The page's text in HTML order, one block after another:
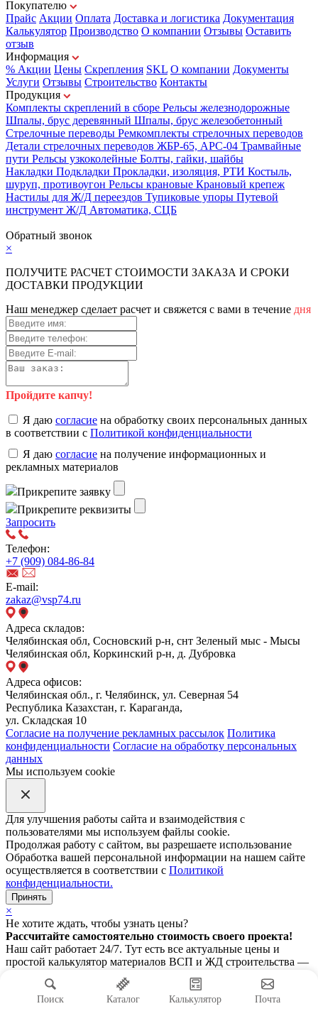
Покупателю
Прайс Акции Оплата Доставка и логистика Документация
Калькулятор Производство О компании Отзывы Оставить
отзыв
Информация
% Акции Цены Скрепления SKL О компании Документы
Услуги Отзывы Строительство Контакты
Продукция
Комплекты скреплений в сборе Рельсы железнодорожные
Шпалы, брус деревянный Шпалы, брус железобетонный
Стрелочные переводы Ремкомплекты стрелочных переводов
Детали стрелочных переводов ЖБР-65, АРС-04 Трамвайные
пути Рельсы узкоколейные Болты, гайки, шайбы
Накладки Подкладки Прокладки, изоляция, РТИ Костыль,
шуруп, противоугон Рельсы крановые Крановый крепеж
Настилы для Ж/Д переездов Тупиковые упоры Путевой
инструмент Ж/Д Автоматика, СЦБ
Обратный звонок
×
ПОЛУЧИТЕ РАСЧЕТ СТОИМОСТИ ЗАКАЗА И СРОКИ
ДОСТАВКИ ПРОДУКЦИИ
Наш менеджер сделает расчет и свяжется с вами в течение дня
Пройдите капчу!
Я даю согласие на обработку своих персональных данных
в соответствии с Политикой конфиденциальности
Я даю согласие на получение информационных и
рекламных материалов
Прикрепите заявку
Прикрепите реквизиты
Запросить
Телефон:
+7 (909) 084-86-84
E-mail:
zakaz@vsp74.ru
Адреса складов:
Челябинская обл, Сосновский р-н, снт Зеленый мыс - Мысы
Челябинская обл, Коркинский р-н, д. Дубровка
Адреса офисов:
Челябинская обл., г. Челябинск, ул. Северная 54
Республика Казахстан, г. Караганда,
ул. Складская 10
Согласие на получение рекламных рассылок Политика
конфиденциальности Согласие на обработку персональных
данных
Мы используем cookie
Для улучшения работы сайта и взаимодействия с
пользователями мы используем файлы cookie.
Продолжая работу с сайтом, вы разрешаете использование
Обработка вашей персональной информации на нашем сайте
осуществляется в соответствии с Политикой
конфиденциальности.
Принять
×
Не хотите ждать, чтобы узнать цены?
Рассчитайте самостоятельно стоимость своего проекта!
Наш сайт работает 24/7. Тут есть все актуальные цены и
простой калькулятор материалов ВСП и ЖД строительства —
считайте рельсы, шпалы и всё, что нужно, прямо сейчас.
Рассчитать стоимость
Посмотреть сайт
Поиск Каталог Калькулятор Почта